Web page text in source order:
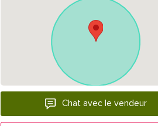
Chat avec le vendeur